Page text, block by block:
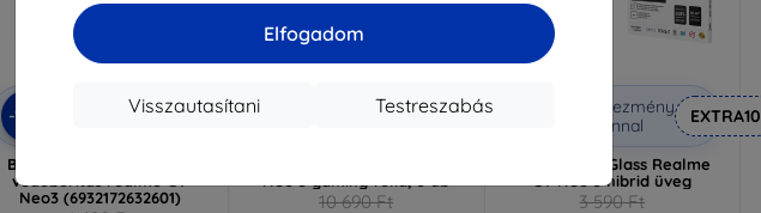
Elfogadom
Testreszabás
Visszautasítani
-10%
Kedvezmény
EXTRA10
Baseus edzett védőüveg
védőborítás realme GT
Neo3 (6932172632601)
Kedvezmény
EXTRA10
10 690 Ft
Kedvezmény
kuponnal
EXTRA10
3MK FlexibleGlass Realme
GT Neo 3 hibrid üveg
3 590 Ft